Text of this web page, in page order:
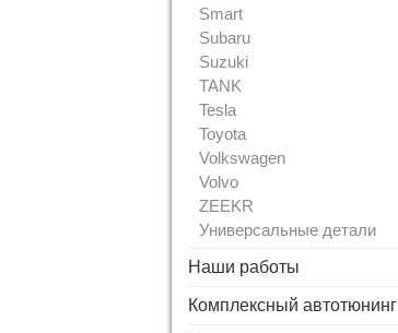
Smart
Subaru
Suzuki
TANK
Tesla
Toyota
Volkswagen
Volvo
ZEEKR
Универсальные детали
Наши работы
Комплексный автотюнинг